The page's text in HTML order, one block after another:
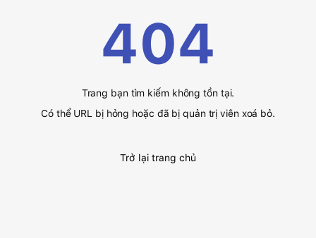
404
Trang bạn tìm kiếm không tồn tại.
Có thể URL bị hỏng hoặc đã bị quản trị viên xoá bỏ.
Trở lại trang chủ